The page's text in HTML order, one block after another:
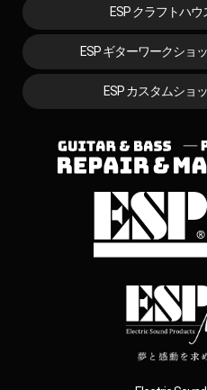
ESP クラフトハ
ESP ギターワークショ
ESP カスタムショ